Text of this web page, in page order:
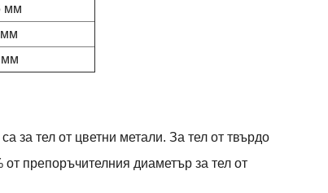
мм
мм
за тел от цветни метали. За тел от твърдо
препоръчителния диаметър за тел от